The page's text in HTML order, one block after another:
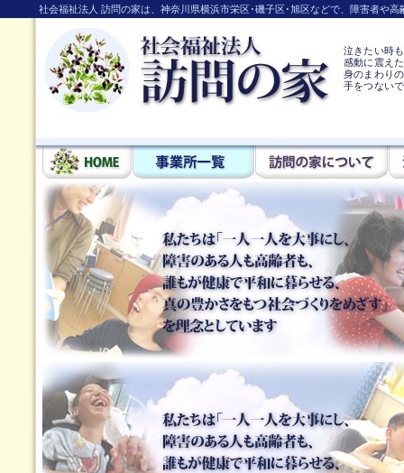
社会福祉法人 訪問の家は、神奈川県横浜市栄区･磯子区･旭区などで、障害者や
泣きたい時
感動に震え
身のまわり
手をつない